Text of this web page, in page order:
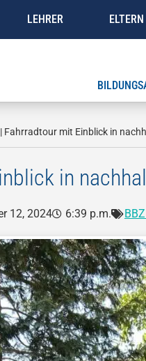
LEHRER ELTERN
| Fahrradtour mit Einblick in
in
12, 2024 6:39 p.m.